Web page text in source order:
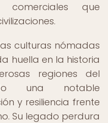
que
culturas nómadas
huella en la historia
regiones del
una notable
y resiliencia frente
Su legado perdura